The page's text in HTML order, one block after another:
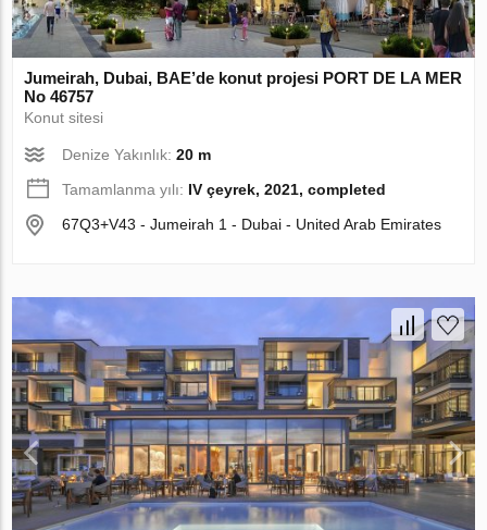
Jumeirah, Dubai, BAE’de konut projesi PORT DE LA MER
No 46757
Konut sitesi
Denize Yakınlık:20 m
Tamamlanma yılı: IV çeyrek, 2021, completed
67Q3+V43 - Jumeirah 1 - Dubai - United Arab Emirates